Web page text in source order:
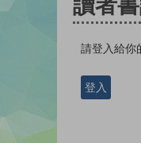
讀者
請登入給你
登入